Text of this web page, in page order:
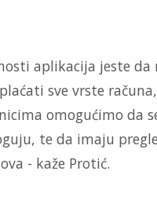
aplikacija jeste da
sve vrste
omogućimo da
te da imaju
- kaže Protić.